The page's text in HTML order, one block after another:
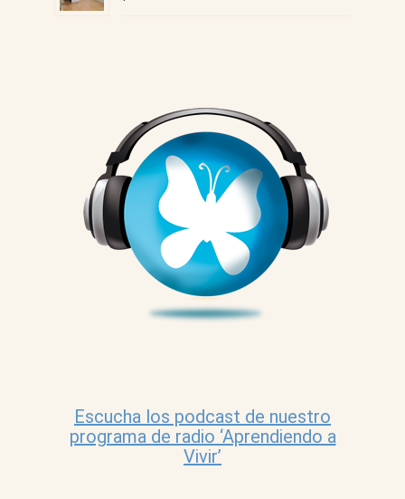
Escucha los podcast de nuestro
programa de radio ‘Aprendiendo a
Vivir’